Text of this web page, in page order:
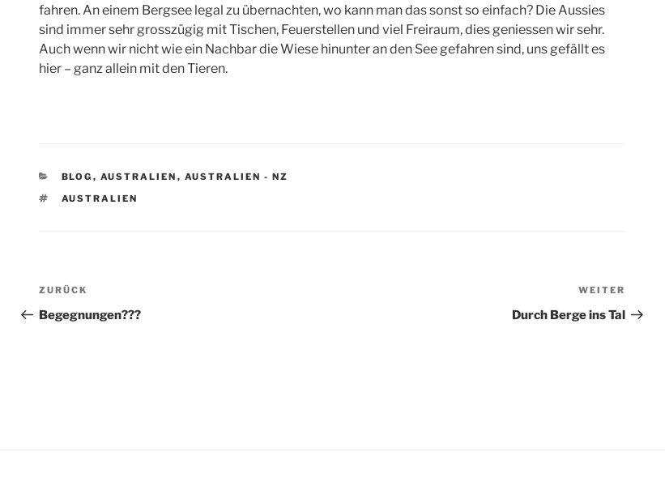
fahren. An einem Bergsee legal zu übernachten, wo kann man das sonst so einfach? Die Aussies
sind immer sehr grosszügig mit Tischen, Feuerstellen und viel Freiraum, dies geniessen wir sehr.
Auch wenn wir nicht wie ein Nachbar die Wiese hinunter an den See gefahren sind, uns gefällt es
hier – ganz allein mit den Tieren.
KATEGORIEN
BLOG , AUSTRALIEN , AUSTRALIEN - NZ
SCHLAGWÖRTER
AUSTRALIEN
Beitragsnavigation
Vorheriger
Beitrag
ZURÜCK
Begegnungen???
Beitrag
WEITER
Durch Berge ins Tal